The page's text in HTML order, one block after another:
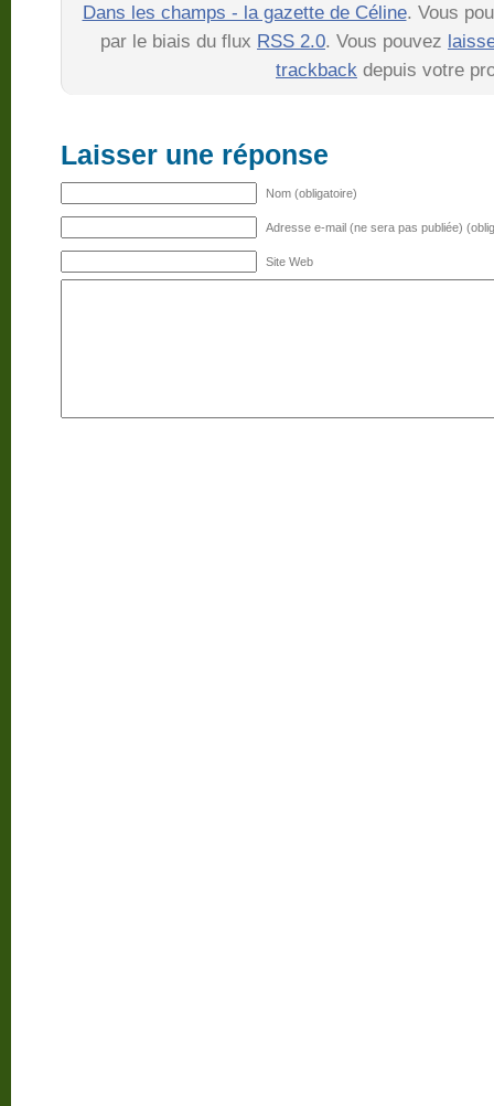
Dans les champs - la gazette de Céline. Vous
par le biais du flux RSS 2.0. Vous pouvez
trackback depuis votre
Laisser une réponse
Nom (obligatoire)
Adresse e-mail (ne sera pas publiée)
Site Web